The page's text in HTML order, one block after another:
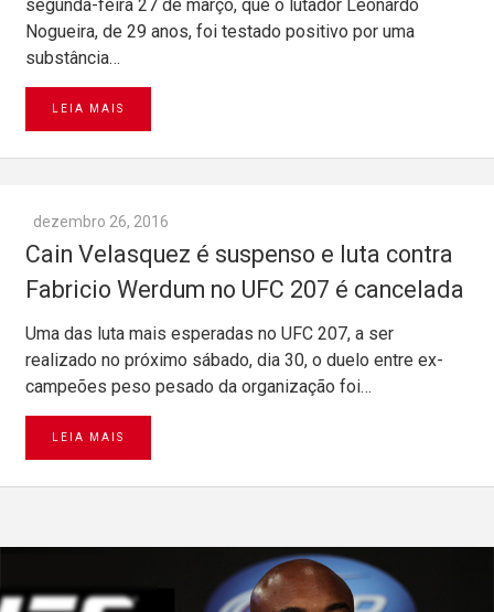
segunda-feira 27 de março, que o lutador Leonardo
Nogueira, de 29 anos, foi testado positivo por uma
substância…
LEIA MAIS
dezembro 26, 2016
Cain Velasquez é suspenso e luta contra
Fabricio Werdum no UFC 207 é cancelada
Uma das luta mais esperadas no UFC 207, a ser
realizado no próximo sábado, dia 30, o duelo entre ex-
campeões peso pesado da organização foi…
LEIA MAIS